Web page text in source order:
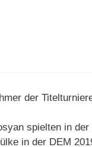
der
spielten in
in der DEM